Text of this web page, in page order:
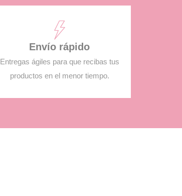
Envío rápido
Entregas ágiles para que recibas tus
productos en el menor tiempo.